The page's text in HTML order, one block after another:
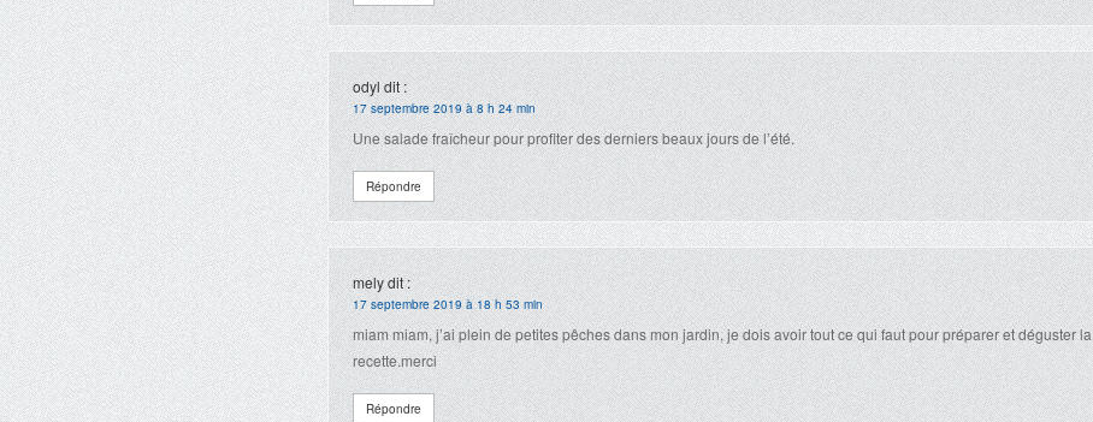
odyl dit :
17 septembre 2019 à 8 h 24 min
Une salade fraîcheur pour profiter des derniers beaux jours de l’été.
Répondre
melydit :
17 septembre 2019 à 18 h 53 min
miam miam, j’ai plein de petites pêches dans mon jardin, je dois avoir tout ce qui faut pour préparer et déguster la
recette.merci
Répondre